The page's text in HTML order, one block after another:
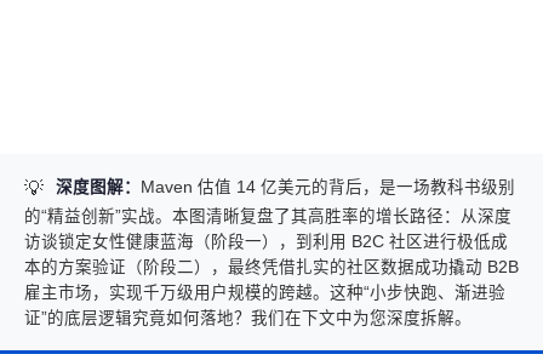
💡 深度图解： Maven 估值 14 亿美元的背后，是一场教科书级别
的“精益创新”实战。本图清晰复盘了其高胜率的增长路径：从深度
访谈锁定女性健康蓝海（阶段一），到利用 B2C 社区进行极低成
本的方案验证（阶段二），最终凭借扎实的社区数据成功撬动 B2B
雇主市场，实现千万级用户规模的跨越。这种“小步快跑、渐进验
证”的底层逻辑究竟如何落地？我们在下文中为您深度拆解。